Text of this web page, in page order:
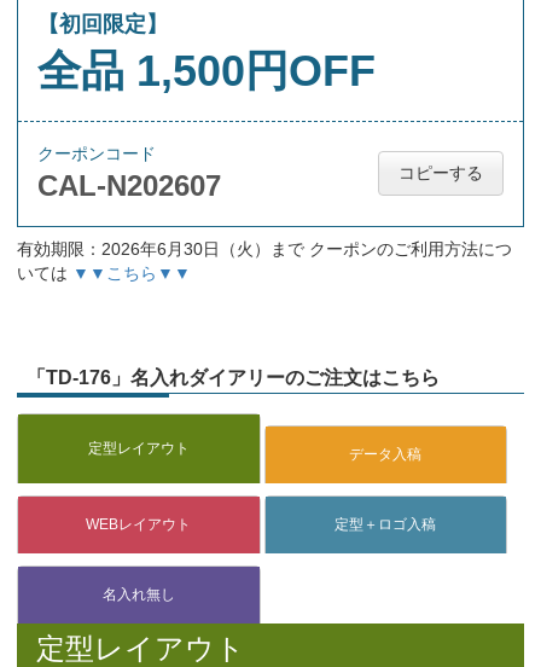
【初回限定】
全品 1,500円OFF
クーポンコード
CAL-N202607 コピーする
有効期限：2026年6月30日（火）まで クーポンのご利用方法につ
いては ▼▼こちら▼▼
「TD-176」名入れダイアリーのご注文はこちら
定型レイアウト